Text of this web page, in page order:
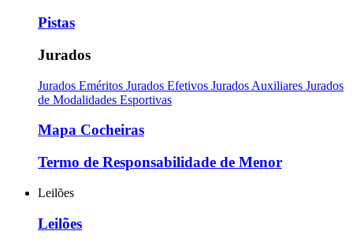
Pistas
Jurados
Jurados Eméritos Jurados Efetivos Jurados Auxiliares Jurados
de Modalidades Esportivas
Mapa Cocheiras
Termo de Responsabilidade de Menor
Leilões
Leilões